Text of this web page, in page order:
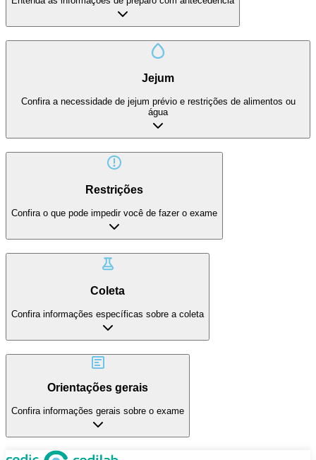
Jejum
Confira a necessidade de jejum prévio e restrições de alimentos ou
água
Restrições
Confira o que pode impedir você de fazer o exame
Coleta
Confira informações específicas sobre a coleta
Orientações gerais
Confira informações gerais sobre o exame